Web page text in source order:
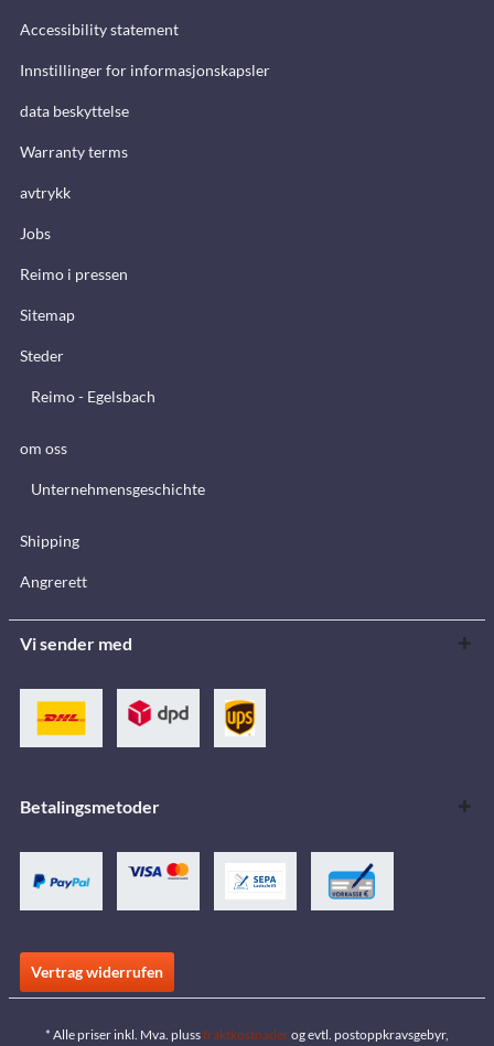
Accessibility statement
Innstillinger for informasjonskapsler
data beskyttelse
Warranty terms
avtrykk
Jobs
Reimo i pressen
Sitemap
Steder
Reimo - Egelsbach
om oss
Unternehmensgeschichte
Shipping
Angrerett
Vi sender med
Betalingsmetoder
Vertrag widerrufen
* Alle priser inkl. Mva. plussfraktkostnaderog evtl. postoppkravsgebyr,